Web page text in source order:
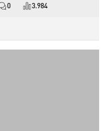
0 3.984